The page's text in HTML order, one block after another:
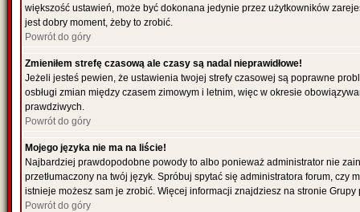
większość ustawień, może być dokonana jedynie przez użytkowników
jest dobry moment, żeby to zrobić.
Powrót do góry
Zmieniłem strefę czasową ale czasy są nadal nieprawidłowe!
Jeżeli jesteś pewien, że ustawienia twojej strefy czasowej są poprawne
osbługi zmian między czasem zimowym i letnim, więc w okresie
prawdziwych.
Powrót do góry
Mojego języka nie ma na liście!
Najbardziej prawdopodobne powody to albo ponieważ administrator nie
przetłumaczony na twój język. Spróbuj spytać się administratora forum, czy
istnieje możesz sam je zrobić. Więcej informacji znajdziesz na stronie
Powrót do góry